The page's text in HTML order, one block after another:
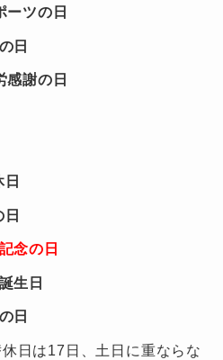
ツの日
日
謝の日
念の日
生日
日
日は17日、土日に重ならな